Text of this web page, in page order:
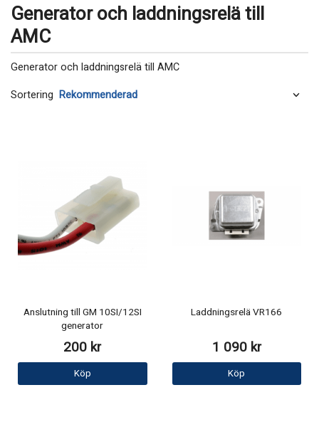
Generator och laddningsrelä till
AMC
Generator och laddningsrelä till AMC
Sortering
Anslutning till GM 10SI/12SI
generator
200 kr
Köp
Laddningsrelä VR166
1 090 kr
Köp